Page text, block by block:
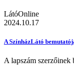
LátóOnline
2024.10.17
A SzínházLátó
A lapszám szerzőinek